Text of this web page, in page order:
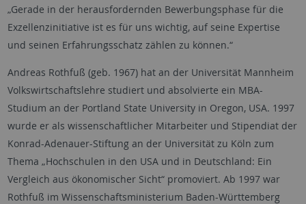
„Gerade in der herausfordernden Bewerbungsphase für die
Exzellenzinitiative ist es für uns wichtig, auf seine Expertise
und seinen Erfahrungsschatz zählen zu können.“
Andreas Rothfuß (geb. 1967) hat an der Universität Mannheim
Volkswirtschaftslehre studiert und absolvierte ein MBA-
Studium an der Portland State University in Oregon, USA. 1997
wurde er als wissenschaftlicher Mitarbeiter und Stipendiat der
Konrad-Adenauer-Stiftung an der Universität zu Köln zum
Thema „Hochschulen in den USA und in Deutschland: Ein
Vergleich aus ökonomischer Sicht“ promoviert. Ab 1997 war
Rothfuß im Wissenschaftsministerium Baden-Württemberg